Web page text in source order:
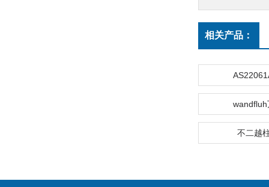
相关产品：
wandfluh
不二越